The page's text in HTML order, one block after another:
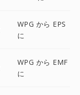
WPG から EPS
に
WPG から EMF
に